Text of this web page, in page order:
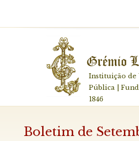
Instituição de
Pública |
1846
Boletim de